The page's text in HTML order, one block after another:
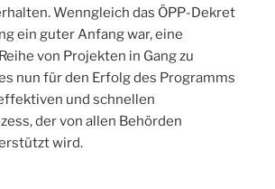
Wenngleich das ÖPP-Dekret
ein guter Anfang war, eine
von Projekten in Gang zu
nun für den Erfolg des Programms
und schnellen
der von allen Behörden
wird.